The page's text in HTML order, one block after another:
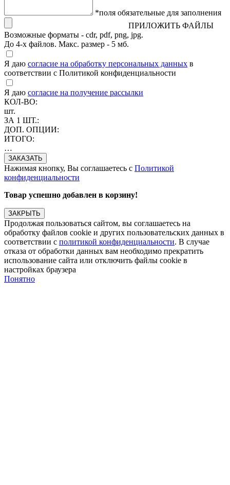
*поля обязательные для заполнения
ПРИЛОЖИТЬ ФАЙЛЫ
Возможные форматы - cdr, pdf, png, jpg.
До 4-х файлов. Макс. размер - 5 мб.
Я даю согласие на обработку персональных данных в
соответствии с Политикой конфиденциальности
Я даю согласие на получение рассылки
КОЛ-ВО:
шт.
ЗА 1 ШТ.:
ДОП. ОПЦИИ:
ИТОГО:
…
Нажимая кнопку, Вы соглашаетесь с Политикой
конфиденциальности
Товар успешно добавлен в корзину!
ЗАКРЫТЬ
Продолжая пользоваться сайтом, вы соглашаетесь на
обработку файлов cookie и других пользовательских данных в
соответствии с политикой конфиденциальности. В случае
отказа от обработки данных вам необходимо прекратить
использование сайта или отключить файлы cookie в
настройках браузера
Понятно